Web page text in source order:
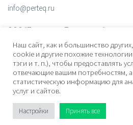
info@perteq.ru
ООО "Передовые Технологии"
ОГРН 1117847072628
Почтовый индекс 196006
Адрес: ул. Рощинская, дом 32, офис
Россия
Наш сайт, как и большинство
cookie и другие похожие
тэги и т. п.), чтобы предоставлять
отвечающие вашим потребностям, а
статистическую информацию для
услуг и сайтов.
Настройки Принять все